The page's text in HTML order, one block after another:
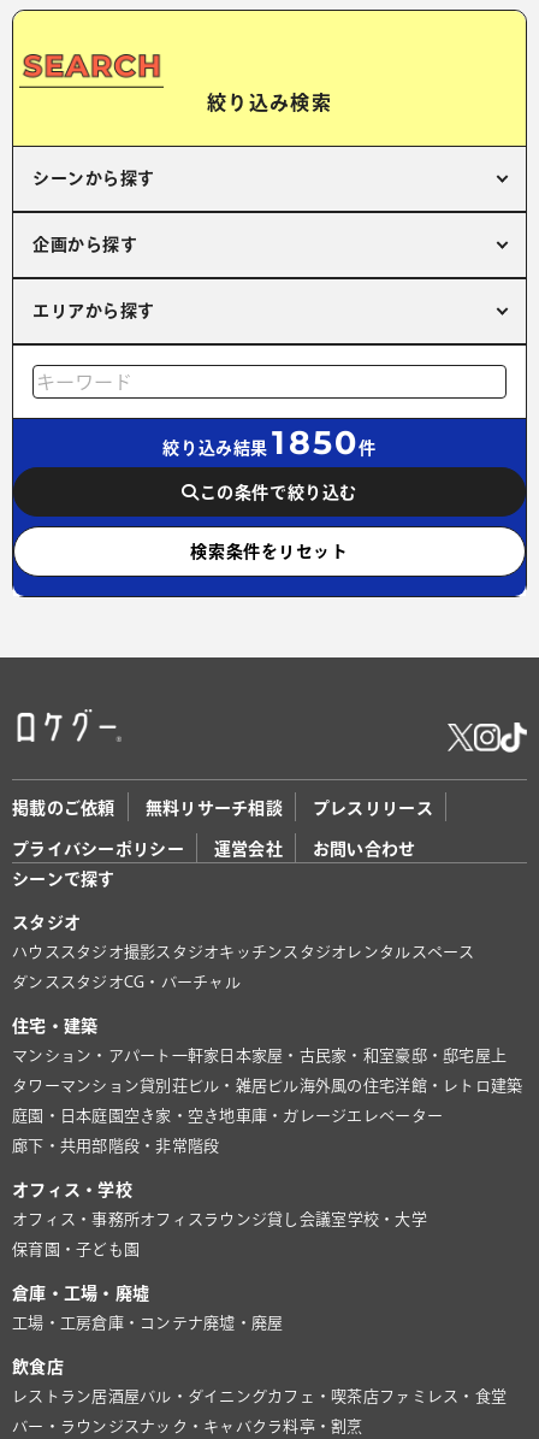
絞り込み検索
シーンから探す
企画から探す
エリアから探す
絞り込み結果 1850件
この条件で絞り込む
検索条件をリセット
掲載のご依頼 無料リサーチ相談 プレスリリース
プライバシーポリシー 運営会社
お問い合わせ
シーンで探す
スタジオ
ハウススタジオ撮影スタジオキッチンスタジオ レンタルスペース
ダンススタジオCG・バーチャル
住宅・建築
マンション・アパート 一軒家 日本家屋・古民家・和室豪邸・邸宅屋上
タワーマンション貸別荘ビル・雑居ビル海外風の住宅洋館・レトロ建築
庭園・日本庭園 空き家・空き地 車庫・ガレージ エレベーター
廊下・共用部 階段・非常階段
オフィス・学校
オフィス・事務所オフィスラウンジ貸し会議室学校・大学
保育園・子ども園
倉庫・工場・廃墟
工場・工房倉庫・コンテナ廃墟・廃屋
飲食店
レストラン居酒屋バル・ダイニングカフェ・喫茶店ファミレス・食堂
バー・ラウンジ スナック・キャバクラ料亭・割烹